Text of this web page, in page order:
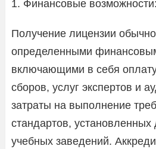
1. Финансовые возможности:
Получение лицензии
определенными
включающими в себя
сборов, услуг экспертов и
затраты на выполнение
стандартов,
учебных заведений.